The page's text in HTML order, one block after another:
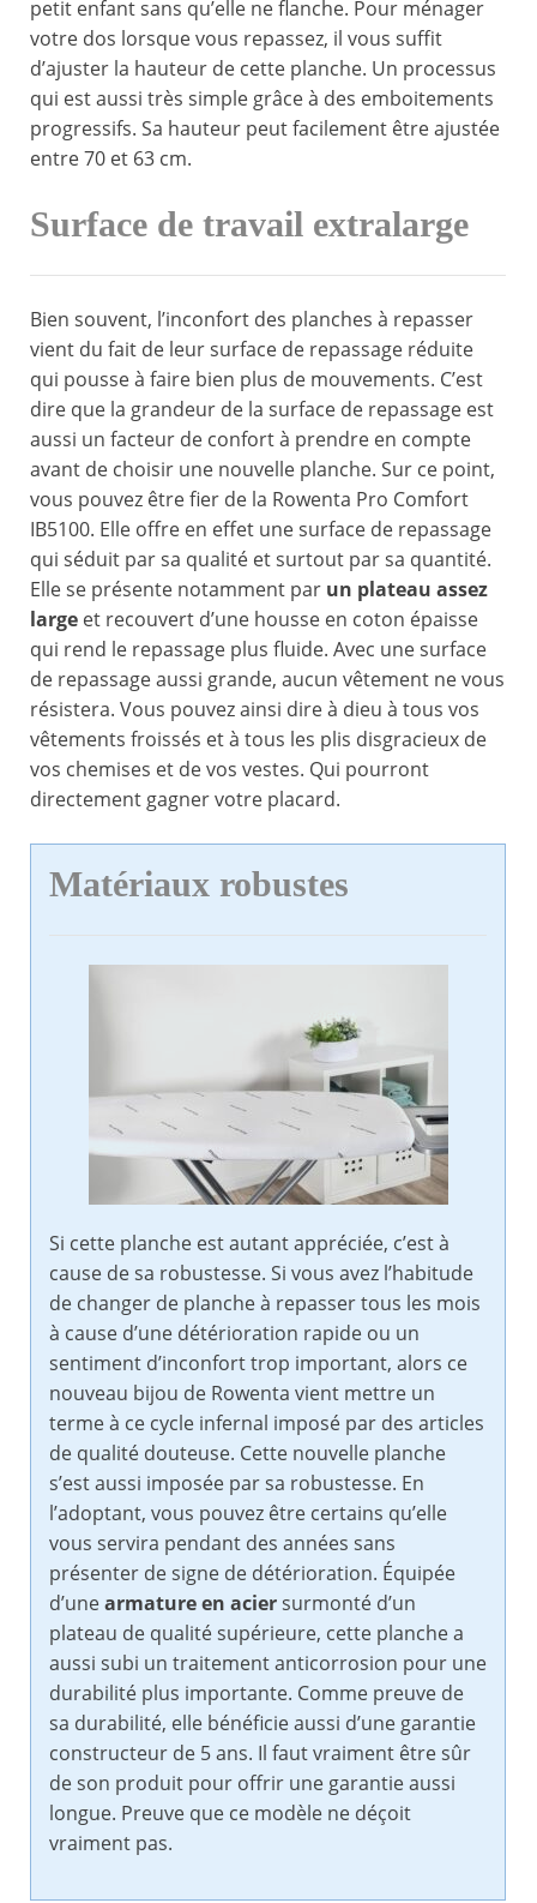
petit enfant sans qu’elle ne flanche. Pour ménager
votre dos lorsque vous repassez, il vous suffit
d’ajuster la hauteur de cette planche. Un processus
qui est aussi très simple grâce à des emboitements
progressifs. Sa hauteur peut facilement être ajustée
entre 70 et 63 cm.
Surface de travail extralarge
Bien souvent, l’inconfort des planches à repasser
vient du fait de leur surface de repassage réduite
qui pousse à faire bien plus de mouvements. C’est
dire que la grandeur de la surface de repassage est
aussi un facteur de confort à prendre en compte
avant de choisir une nouvelle planche. Sur ce point,
vous pouvez être fier de la Rowenta Pro Comfort
IB5100. Elle offre en effet une surface de repassage
qui séduit par sa qualité et surtout par sa quantité.
Elle se présente notamment par un plateau assez
large et recouvert d’une housse en coton épaisse
qui rend le repassage plus fluide. Avec une surface
de repassage aussi grande, aucun vêtement ne vous
résistera. Vous pouvez ainsi dire à dieu à tous vos
vêtements froissés et à tous les plis disgracieux de
vos chemises et de vos vestes. Qui pourront
directement gagner votre placard.
Matériaux robustes
Si cette planche est autant appréciée, c’est à
cause de sa robustesse. Si vous avez l’habitude
de changer de planche à repasser tous les mois
à cause d’une détérioration rapide ou un
sentiment d’inconfort trop important, alors ce
nouveau bijou de Rowenta vient mettre un
terme à ce cycle infernal imposé par des articles
de qualité douteuse. Cette nouvelle planche
s’est aussi imposée par sa robustesse. En
l’adoptant, vous pouvez être certains qu’elle
vous servira pendant des années sans
présenter de signe de détérioration. Équipée
d’unearmature en aciersurmonté d’un
plateau de qualité supérieure, cette planche a
aussi subi un traitement anticorrosion pour une
durabilité plus importante. Comme preuve de
sa durabilité, elle bénéficie aussi d’une garantie
constructeur de 5 ans. Il faut vraiment être sûr
de son produit pour offrir une garantie aussi
longue. Preuve que ce modèle ne déçoit
vraiment pas.